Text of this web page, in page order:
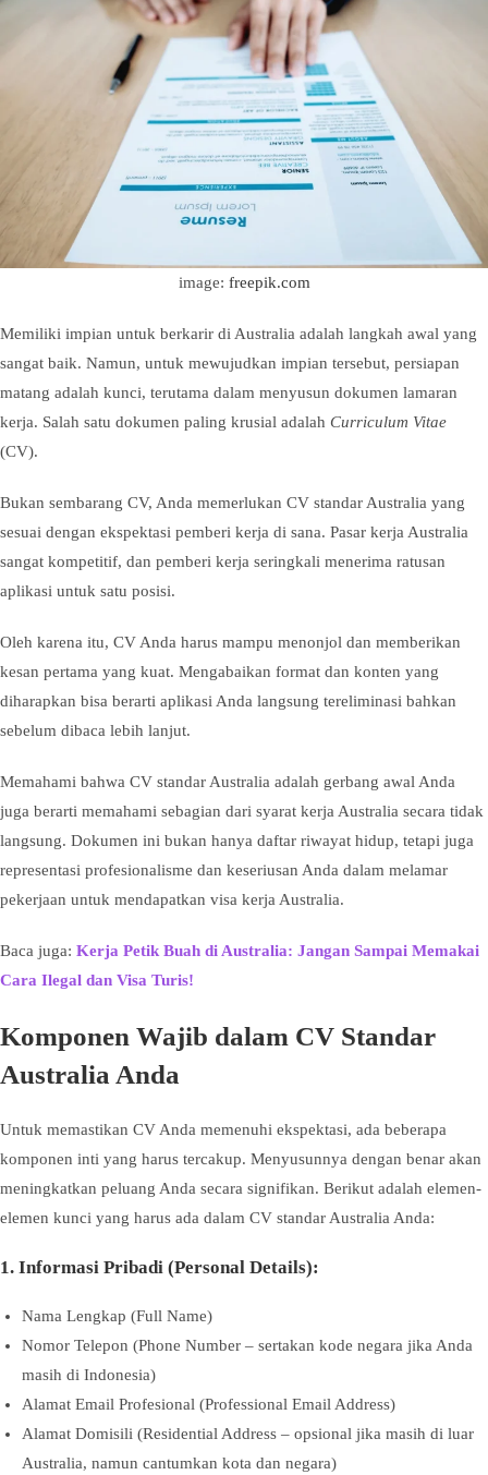
image: freepik.com
Memiliki impian untuk berkarir di Australia adalah langkah awal yang
sangat baik. Namun, untuk mewujudkan impian tersebut, persiapan
matang adalah kunci, terutama dalam menyusun dokumen lamaran
kerja. Salah satu dokumen paling krusial adalah Curriculum Vitae
(CV).
Bukan sembarang CV, Anda memerlukan CV standar Australia yang
sesuai dengan ekspektasi pemberi kerja di sana. Pasar kerja Australia
sangat kompetitif, dan pemberi kerja seringkali menerima ratusan
aplikasi untuk satu posisi.
Oleh karena itu, CV Anda harus mampu menonjol dan memberikan
kesan pertama yang kuat. Mengabaikan format dan konten yang
diharapkan bisa berarti aplikasi Anda langsung tereliminasi bahkan
sebelum dibaca lebih lanjut.
Memahami bahwa CV standar Australia adalah gerbang awal Anda
juga berarti memahami sebagian dari syarat kerja Australia secara tidak
langsung. Dokumen ini bukan hanya daftar riwayat hidup, tetapi juga
representasi profesionalisme dan keseriusan Anda dalam melamar
pekerjaan untuk mendapatkan visa kerja Australia.
Baca juga: Kerja Petik Buah di Australia: Jangan Sampai Memakai
Cara Ilegal dan Visa Turis!
Komponen Wajib dalam CV Standar
Australia Anda
Untuk memastikan CV Anda memenuhi ekspektasi, ada beberapa
komponen inti yang harus tercakup. Menyusunnya dengan benar akan
meningkatkan peluang Anda secara signifikan. Berikut adalah elemen-
elemen kunci yang harus ada dalam CV standar Australia Anda:
1. Informasi Pribadi (Personal Details):
Nama Lengkap (Full Name)
Nomor Telepon (Phone Number – sertakan kode negara jika Anda
masih di Indonesia)
Alamat Email Profesional (Professional Email Address)
Alamat Domisili (Residential Address – opsional jika masih di luar
Australia, namun cantumkan kota dan negara)